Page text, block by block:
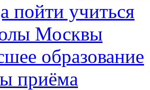
пойти учиться
Москвы
образование
приёма